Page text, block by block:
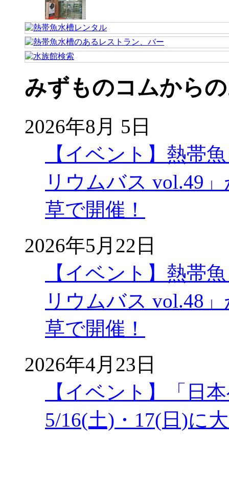
みずものコムから
2026年8月 5日
【イベント】熱帯
リウムバス vol.49
草で開催！
2026年5月22日
【イベント】熱帯
リウムバス vol.48
草で開催！
2026年4月23日
【イベント】「日
5/16(土)・17(日)に